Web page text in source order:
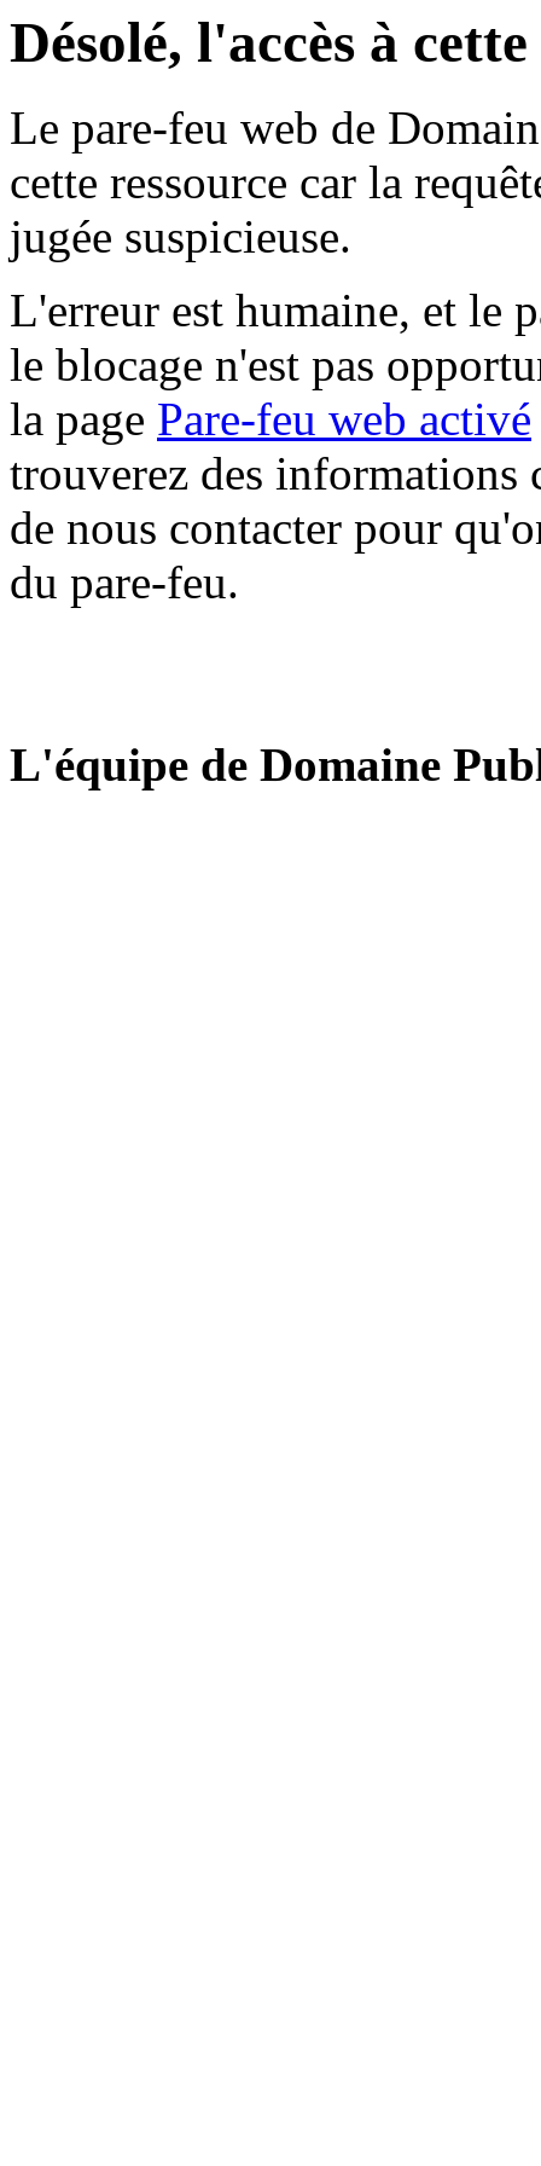
Désolé, l'accès à
Le pare-feu web de
cette ressource car la
jugée suspicieuse.
L'erreur est humaine, et le
le blocage n'est pas
la page Pare-feu web activé
trouverez des informations
de nous contacter pour
du pare-feu.
L'équipe de Domaine